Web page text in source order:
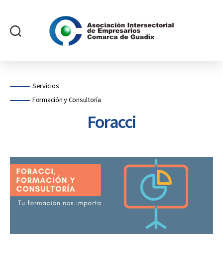
Guadix
Servicios
Formación y Consultoría
Foracci